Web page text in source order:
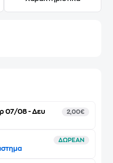
07/08 - Δευ
2,00€
ΔΩΡΕΑΝ